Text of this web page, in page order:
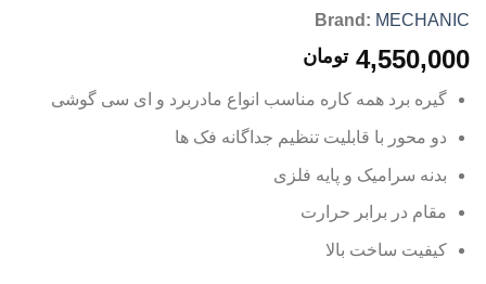
Brand: MECHANIC
4,550,000 تومان
گیره برد همه کاره مناسب انواع مادربرد و ای سی گوشی
دو محور با قابلیت تنظیم جداگانه فک ها
بدنه سرامیک و پایه فلزی
مقام در برابر حرارت
کیفیت ساخت بالا